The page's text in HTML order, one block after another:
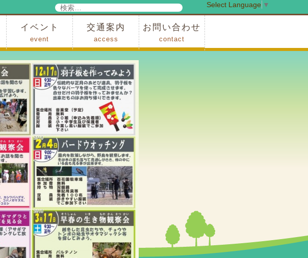
検
検
索
イベント
event
写真展
インストラクター事業
コンサート
総合イベント
交通案内
access
車でお越しの場合
電車・バスでお越しの場合
※町営バスをご利用の場合
タクシーをご利用の場合
スカイトレイン(園内)
レンタサイクル(園内)
お問い合わせ
contact
管理事務所
小鹿野町農林産物直売所
スポーツの森
F1リゾート秩父
フォレストアドベンシャー秩父
ソト遊びの森
メープルベース
西武観光バス秩父営業所
Select Language ▼